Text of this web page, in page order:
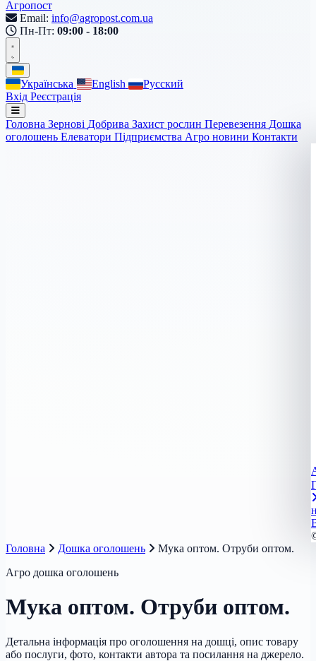
Агропост
Email: info@agropost.com.ua
Пн-Пт: 09:00 - 18:00
Українська English
Русский
Вхід Реєстрація
Головна Зернові Добрива Захист рослин Перевезення Дошка
оголошень Елеватори Підприємства Агро новини Контакти
Головна
Дошка оголошень
Мука оптом. Отруби оптом.
Агро дошка оголошень
Мука оптом. Отруби оптом.
Детальна інформація про оголошення на дошці, опис товару
або послуги, фото, контакти автора та посилання на джерело.